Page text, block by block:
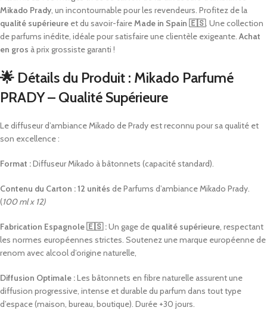
Mikado Prady, un incontournable pour les revendeurs. Profitez de la
qualité supérieure et du savoir-faireMade in Spain 🇪🇸. Une collection
de parfums inédite, idéale pour satisfaire une clientèle exigeante. Achat
en gros à prix grossiste garanti !
🌟 Détails du Produit : Mikado Parfumé
PRADY – Qualité Supérieure
Le diffuseur d’ambiance Mikado de Prady est reconnu pour sa qualité et
son excellence :
Format :Diffuseur Mikado à bâtonnets (capacité standard).
Contenu du Carton :12 unités de Parfums d’ambiance Mikado Prady.
(100 ml x 12)
Fabrication Espagnole 🇪🇸 :Un gage de qualité supérieure, respectant
les normes européennes strictes. Soutenez une marque européenne de
renom avec alcool d’origine naturelle,
Diffusion Optimale :Les bâtonnets en fibre naturelle assurent une
diffusion progressive, intense et durable du parfum dans tout type
d’espace (maison, bureau, boutique). Durée +30 jours.